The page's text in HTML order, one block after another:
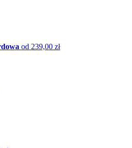
od 239,00 zł